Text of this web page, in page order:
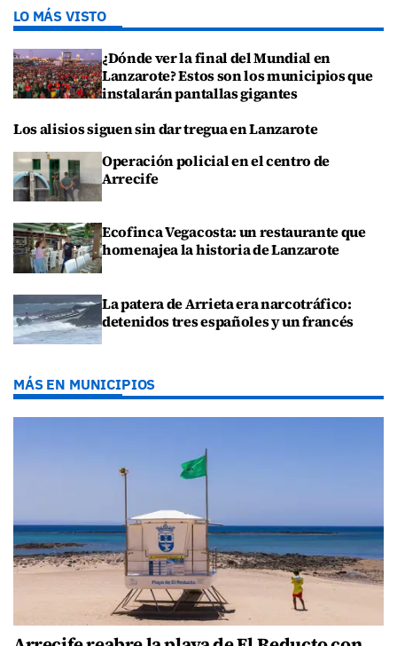
LO MÁS VISTO
¿Dónde ver la final del Mundial en
Lanzarote? Estos son los municipios que
instalarán pantallas gigantes
Los alisios siguen sin dar tregua en Lanzarote
Operación policial en el centro de
Arrecife
Ecofinca Vegacosta: un restaurante que
homenajea la historia de Lanzarote
La patera de Arrieta era narcotráfico:
detenidos tres españoles y un francés
MÁS EN MUNICIPIOS